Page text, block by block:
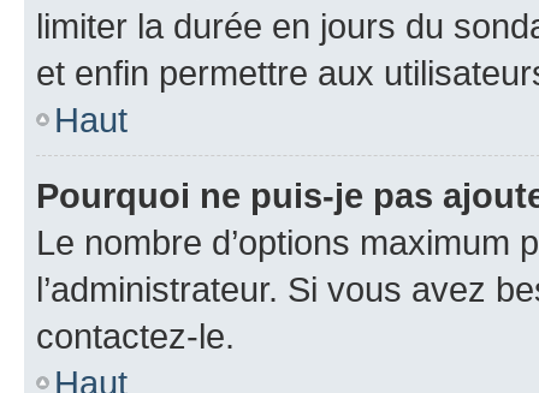
limiter la durée en jours du
et enfin permettre aux
Haut
Pourquoi ne puis-je pas
Le nombre d’options maximum
l’administrateur. Si vous avez
contactez-le.
Haut